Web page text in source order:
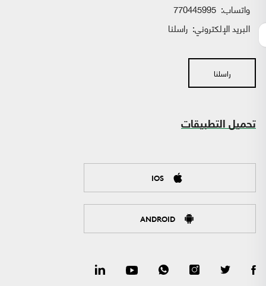
واتساب:
البريد الإلكتروني: راسلنا
راسلنا
تحميل التطبيقات
IOS
ANDROID